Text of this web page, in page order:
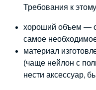
Требования к
хороший объем —
самое
материал
(чаще нейлон с
нести аксессуар,